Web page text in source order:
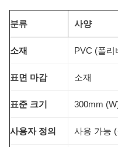
분류 사양
소재 PVC (폴리
표면 마감 소재
표준 크기 300mm
사용자 정의 사용 가능